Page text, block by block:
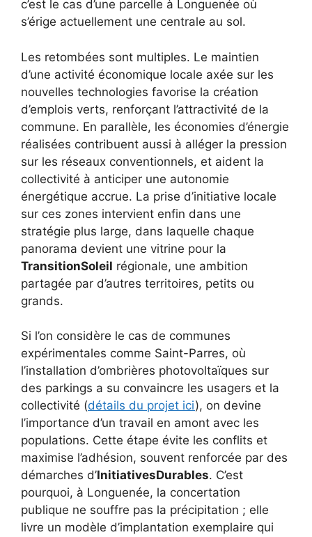
c’est le cas d’une parcelle à Longuenée où
s’érige actuellement une centrale au sol.
Les retombées sont multiples. Le maintien
d’une activité économique locale axée sur les
nouvelles technologies favorise la création
d’emplois verts, renforçant l’attractivité de la
commune. En parallèle, les économies d’énergie
réalisées contribuent aussi à alléger la pression
sur les réseaux conventionnels, et aident la
collectivité à anticiper une autonomie
énergétique accrue. La prise d’initiative locale
sur ces zones intervient enfin dans une
stratégie plus large, dans laquelle chaque
panorama devient une vitrine pour la
TransitionSoleil régionale, une ambition
partagée par d’autres territoires, petits ou
grands.
Si l’on considère le cas de communes
expérimentales comme Saint-Parres, où
l’installation d’ombrières photovoltaïques sur
des parkings a su convaincre les usagers et la
collectivité (détails du projet ici), on devine
l’importance d’un travail en amont avec les
populations. Cette étape évite les conflits et
maximise l’adhésion, souvent renforcée par des
démarches d’InitiativesDurables. C’est
pourquoi, à Longuenée, la concertation
publique ne souffre pas la précipitation ; elle
livre un modèle d’implantation exemplaire qui